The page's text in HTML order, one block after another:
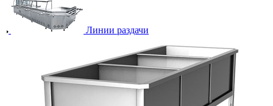
Линии раздачи